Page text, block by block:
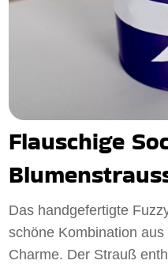
Flauschige
Das handgefertigte
schöne Kombination
Charme. Der Strauß